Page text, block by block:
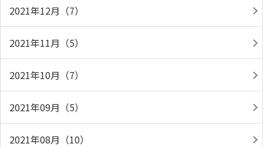
2021年12月（7）
2021年11月（5）
2021年10月（7）
2021年09月（5）
2021年08月（10）